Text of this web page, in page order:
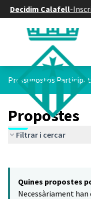
Decidim Calafell-
Pressupostos
Propostes
Filtrar i cercar
−
Quines propostes
Necessàriament han